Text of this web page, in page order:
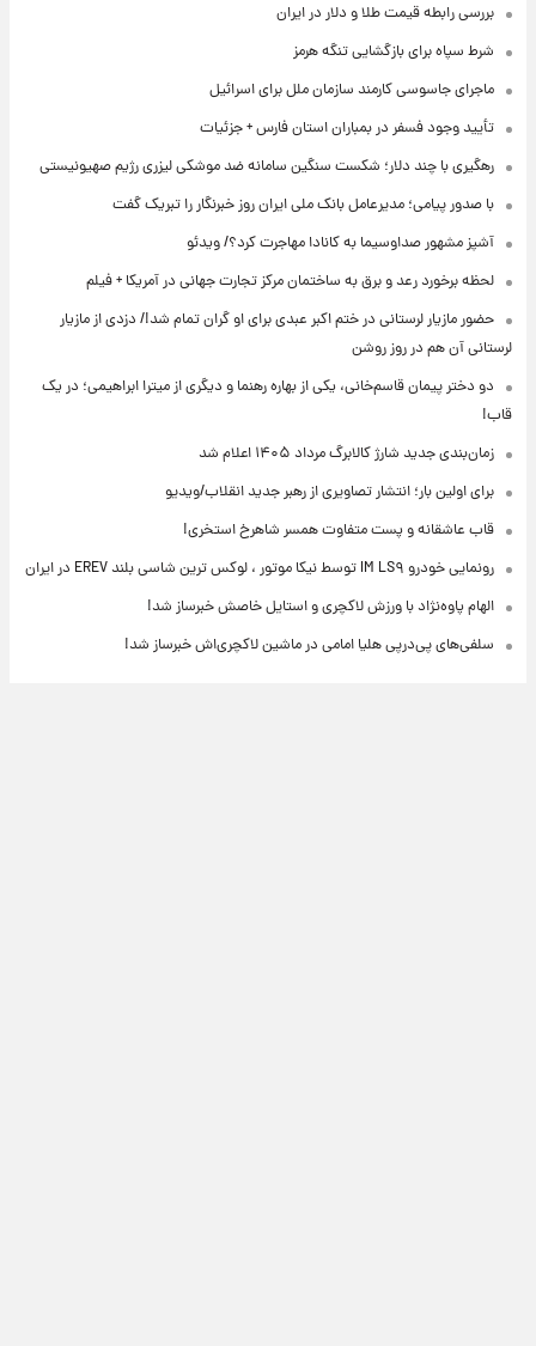
بررسی رابطه قیمت طلا و دلار در ایران
شرط سپاه برای بازگشایی تنگه هرمز
ماجرای جاسوسی کارمند سازمان ملل برای اسرائیل
تأیید وجود فسفر در بمباران استان فارس + جزئیات
رهگیری با چند دلار؛ شکست سنگین سامانه ضد موشکی لیزری رژیم صهیونیستی
با صدور پیامی؛ مدیرعامل بانک ملی ایران روز خبرنگار را تبریک گفت
آشپز مشهور صداوسیما به کانادا مهاجرت کرد؟/ ویدئو
لحظه برخورد رعد و برق به ساختمان مرکز تجارت جهانی در آمریکا + فیلم
حضور مازیار لرستانی در ختم اکبر عبدی برای او گران تمام شد!/ دزدی از مازیار
لرستانی آن هم در روز روشن
دو دختر پیمان قاسم‌خانی، یکی از بهاره رهنما و دیگری از میترا ابراهیمی؛ در یک
قاب!
زمان‌بندی جدید شارژ کالابرگ مرداد ۱۴۰۵ اعلام شد
برای اولین بار؛ انتشار تصاویری از رهبر جدید انقلاب/ویدیو
قاب عاشقانه و پست متفاوت همسر شاهرخ استخری!
رونمایی خودرو IM LS۹ توسط نیکا موتور ، لوکس ترین شاسی بلند EREV در ایران
الهام پاوه‌نژاد با ورزش لاکچری و استایل خاصش خبرساز شد!
سلفی‌های پی‌درپی هلیا امامی در ماشین لاکچری‌اش خبرساز شد!